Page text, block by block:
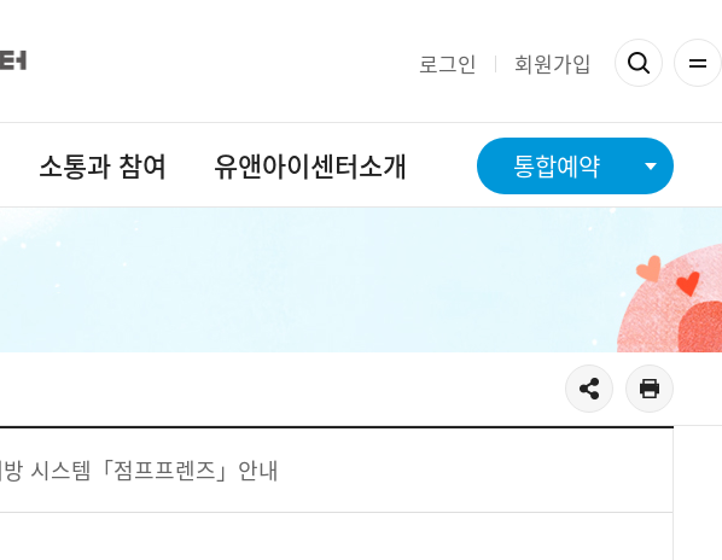
로그인 회원가입
소통과 참여 유앤아이센터소개 통합예약
시스템「점프프렌즈」안내